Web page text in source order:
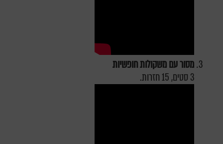
מסור עם משקולות חופשיות
3 סטים, 15 חזרות.